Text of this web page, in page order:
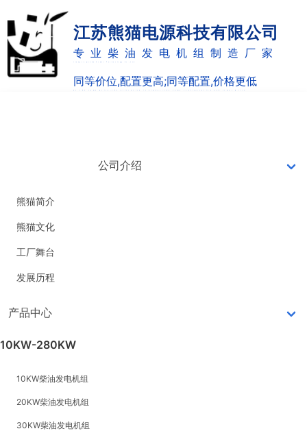
江苏熊猫电源科技有限公司
专业柴油发电机组制造厂家
同等价位,配置更高;同等配置,价格更低
公司介绍
熊猫简介
熊猫文化
工厂舞台
发展历程
产品中心
10KW-280KW
10KW柴油发电机组
20KW柴油发电机组
30KW柴油发电机组